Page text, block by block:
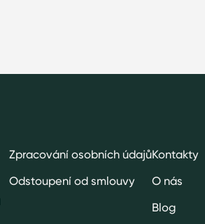
Zpracování osobních údajů
Odstoupení od smlouvy
Kontakty
O nás
Blog